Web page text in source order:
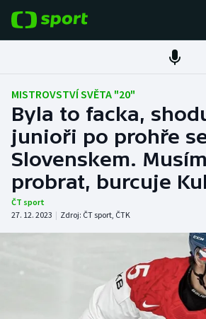
Fotbal
Hokej
Tenis
Atletika
Americký fotbal
NEPŘEHLÉDNĚTE
MISTROVSTVÍ SVĚTA "20"
Byla to facka,
junioři po prohře
Slovenskem.
probrat, burcuje
ČT sport
27. 12. 2023 | Zdroj: ČT sport, ČTK